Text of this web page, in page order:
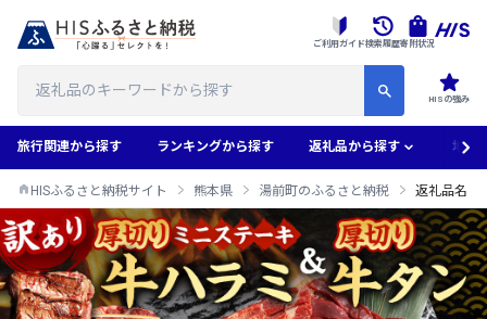
HISの強み
ご利用ガイド検索履歴寄附状況
旅行関連から探す ランキングから探す 返礼品から探す 地域
HISふるさと納税サイト 熊本県 湯前町のふるさと納税 返礼品名